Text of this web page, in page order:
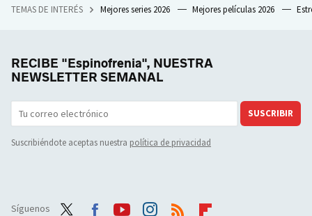
TEMAS DE INTERÉS Mejores series 2026 Mejores películas 2026
RECIBE "Espinofrenia", NUESTRA
NEWSLETTER SEMANAL
SUSCRIBIR
Suscribiéndote aceptas nuestra política de privacidad
Síguenos